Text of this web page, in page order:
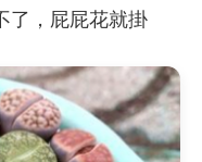
了，屁屁花就掛